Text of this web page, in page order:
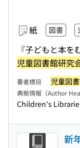
紙 図書
『子どもと本
児童図書館研究
著者標目 児童図
典拠情報（Author
Children's
新